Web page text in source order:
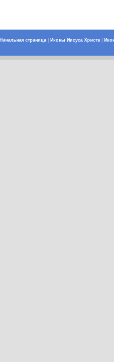
Начальная страница| Иконы Иисуса Христа|